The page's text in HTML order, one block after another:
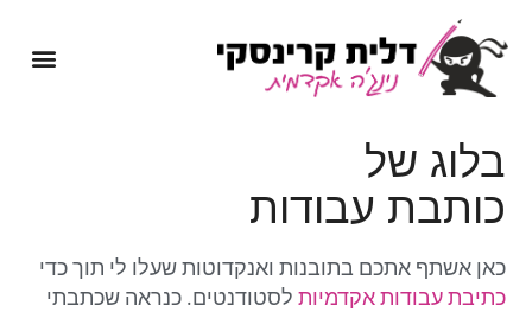
בלוג של
כותבת עבודות
כאן אשתף אתכם בתובנות ואנקדוטות שעלו לי תוך כדי
כתיבת עבודות אקדמיות לסטודנטים. כנראה שכתבתי